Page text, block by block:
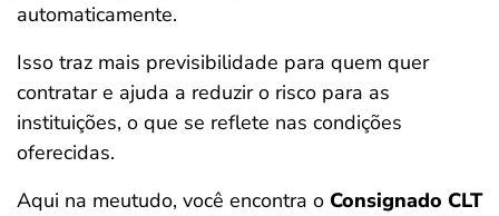
automaticamente.
Isso traz mais previsibilidade para quem quer
contratar e ajuda a reduzir o risco para as
instituições, o que se reflete nas condições
oferecidas.
Aqui na meutudo, você encontra o Consignado CLT